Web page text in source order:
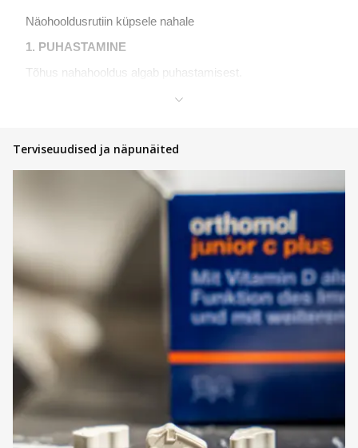
Näohooldusrutiin küpsele nahale
1. PUHASTAMINE
Tõhus nahahooldus algab puhastamisest.
Eucerin DermatoCLEAN [HYALURON] mitsellaarvesi 3:1:
Eucerin DermatoClean Hyaluron kolm-ühes mitsellaarvesi
2.
Vananemisvastane seerum küpsele nahale.
Eucerin Hyaluron-Filler + Elasticity 3D seerum:
• Kerge ja niisutav;
• Aitab vähendada vanusest tingitud laikude nähtavust;
• Sobib kõikidele nahatüüpidele.
3. PÄEVANE HOOLDUS
Terviseuudised ja näpunäited